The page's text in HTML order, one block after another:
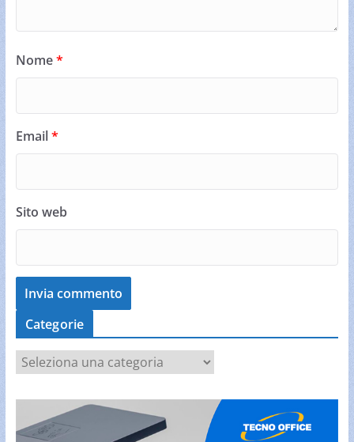
Nome*
Email*
Sito web
Categorie
a
t
g